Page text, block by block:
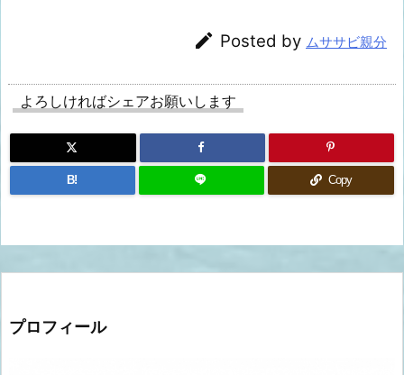
 Posted by ムササビ親分
よろしければシェアお願いします
B! Copy
プロフィール